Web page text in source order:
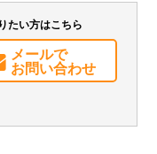
たい方はこちら
メールで
お問い合わせ